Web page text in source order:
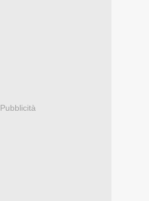
Pubblicità